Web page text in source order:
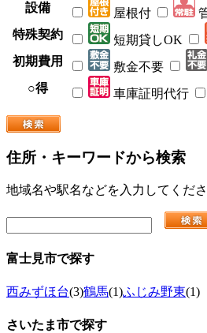
設備
屋根付
特殊契約
短期貸しOK
初期費用
敷金不要
○得
車庫証明代行
住所・キーワードから検索
地域名や駅名などを入力してくだ
富士見市で探す
西みずほ台(3)鶴馬(1)ふじみ野東(1)
さいたま市で探す